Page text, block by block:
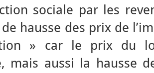
sociale par les
hausse des prix de
» car le prix du
mais aussi la hausse